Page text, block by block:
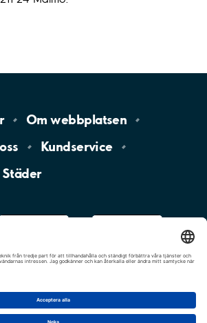
Omwebbplatsen
oss
Kundservice
Städer